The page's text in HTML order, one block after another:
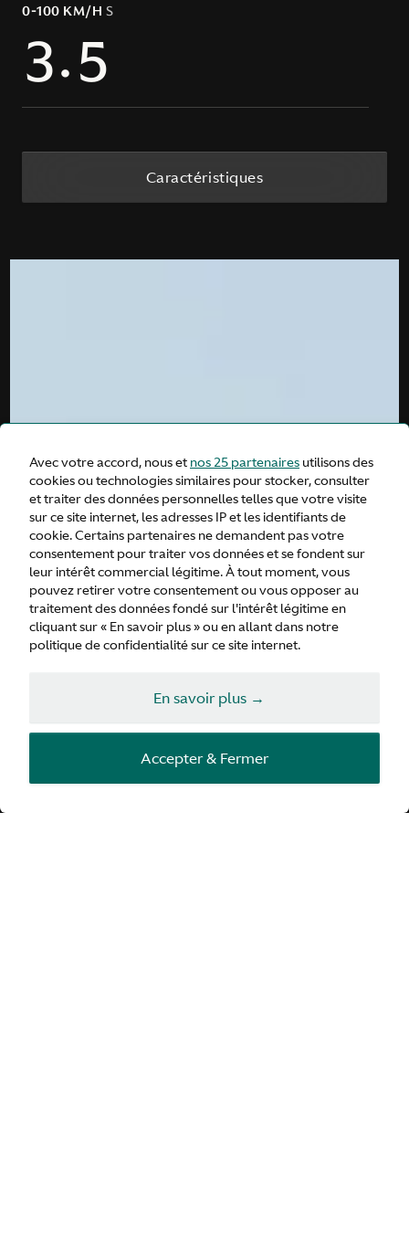
Avec votre accord, nous et nos 25 partenaires utilisons des
cookies ou technologies similaires pour stocker, consulter
et traiter des données personnelles telles que votre visite
sur ce site internet, les adresses IP et les identifiants de
cookie. Certains partenaires ne demandent pas votre
consentement pour traiter vos données et se fondent sur
leur intérêt commercial légitime. À tout moment, vous
pouvez retirer votre consentement ou vous opposer au
traitement des données fondé sur l'intérêt légitime en
cliquant sur « En savoir plus » ou en allant dans notre
politique de confidentialité sur ce site internet.
En savoir plus →
Accepter & Fermer
0-100 KM/HS
Caractéristiques